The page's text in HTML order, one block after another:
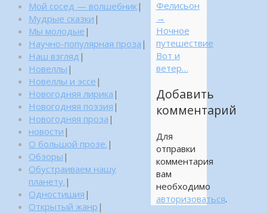
Фелисьон
→
Ночное
путешествие
Вот и
ветер…
Добавить
комментарий
Для
отправки
комментария
вам
необходимо
авторизоваться.
Мой сосед — волшебник|
Мудрые сказки |
Мы молодые |
Научно-популярная проза |
Наш взгляд |
Новеллы |
Новеллы и эссе |
Новогодняя лирика |
Новогодняя поэзия |
Новогодняя проза |
новости |
О большой прозе. |
Обзоры |
Обустраиваем нашу
планету. |
Одностишия |
Открытый жанр |